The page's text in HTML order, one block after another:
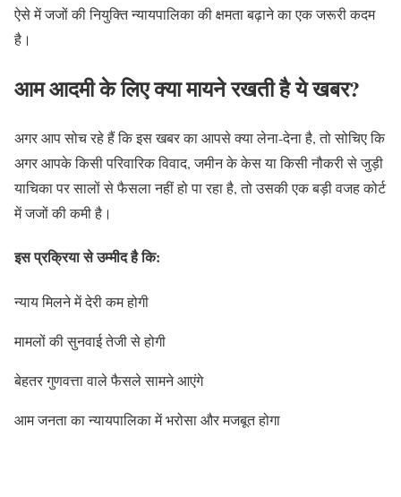
ऐसे में जजों की नियुक्ति न्यायपालिका की क्षमता बढ़ाने का एक जरूरी कदम
है।
आम आदमी के लिए क्या मायने रखती है ये खबर?
अगर आप सोच रहे हैं कि इस खबर का आपसे क्या लेना-देना है, तो सोचिए कि
अगर आपके किसी परिवारिक विवाद, जमीन के केस या किसी नौकरी से जुड़ी
याचिका पर सालों से फैसला नहीं हो पा रहा है, तो उसकी एक बड़ी वजह कोर्ट
में जजों की कमी है।
इस प्रक्रिया से उम्मीद है कि:
न्याय मिलने में देरी कम होगी
मामलों की सुनवाई तेजी से होगी
बेहतर गुणवत्ता वाले फैसले सामने आएंगे
आम जनता का न्यायपालिका में भरोसा और मजबूत होगा